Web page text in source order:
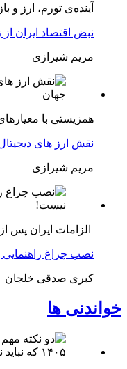
آینده‌ی تورم، ارز و
نبض اقتصاد ایران
مریم شیرازی
همزیستی با
نقش ارز های
مریم شیرازی
الزامات ایران پس از
نصب چراغ
کبری صدقی خلجان
خواندنی ها